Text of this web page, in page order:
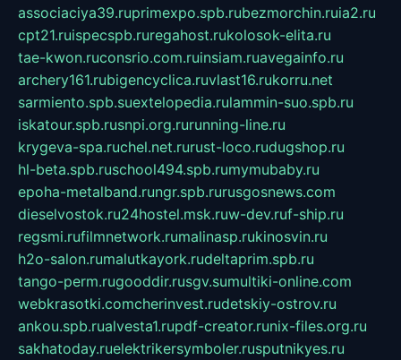
associaciya39.ruprimexpo.spb.rubezmorchin.ruia2.ru
cpt21.ruispecspb.ruregahost.rukolosok-elita.ru
tae-kwon.ruconsrio.com.ruinsiam.ruavegainfo.ru
archery161.rubigencyclica.ruvlast16.rukorru.net
sarmiento.spb.suextelopedia.rulammin-suo.spb.ru
iskatour.spb.rusnpi.org.rurunning-line.ru
krygeva-spa.ruchel.net.rurust-loco.rudugshop.ru
hl-beta.spb.ruschool494.spb.rumymubaby.ru
epoha-metalband.rungr.spb.rurusgosnews.com
dieselvostok.ru24hostel.msk.ruw-dev.ruf-ship.ru
regsmi.rufilmnetwork.rumalinasp.rukinosvin.ru
h2o-salon.rumalutkayork.rudeltaprim.spb.ru
tango-perm.rugooddir.rusgv.sumultiki-online.com
webkrasotki.comcherinvest.rudetskiy-ostrov.ru
ankou.spb.rualvesta1.rupdf-creator.runix-files.org.ru
sakhatoday.ruelektrikersymboler.rusputnikyes.ru